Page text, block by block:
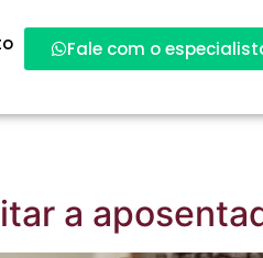
Fale com o
a